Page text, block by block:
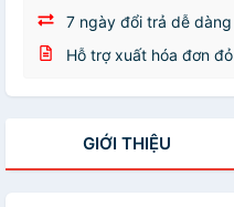
7 ngày đổi trả dễ dàng
Hỗ trợ xuất hóa đơn đỏ
GIỚI THIỆU